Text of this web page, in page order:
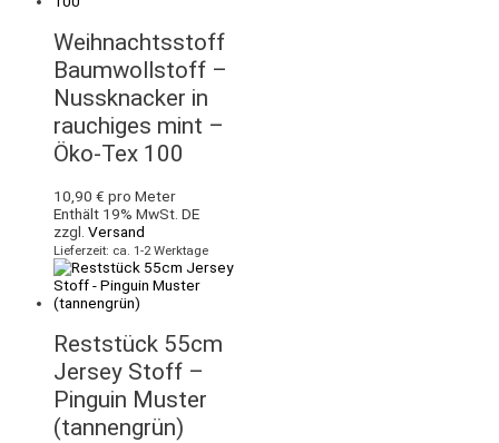
Weihnachtsstoff
Baumwollstoff –
Nussknacker in
rauchiges mint –
Öko-Tex 100
10,90 € pro Meter
Enthält 19% MwSt. DE
zzgl. Versand
Lieferzeit: ca. 1-2 Werktage
Reststück 55cm
Jersey Stoff –
Pinguin Muster
(tannengrün)